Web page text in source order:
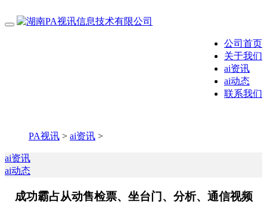
公司首页
关于我们
ai资讯
ai动态
联系我们
PA视讯 > ai资讯 >
ai资讯
ai动态
成功霸占从动售检票、坐台门、分析、通信视频